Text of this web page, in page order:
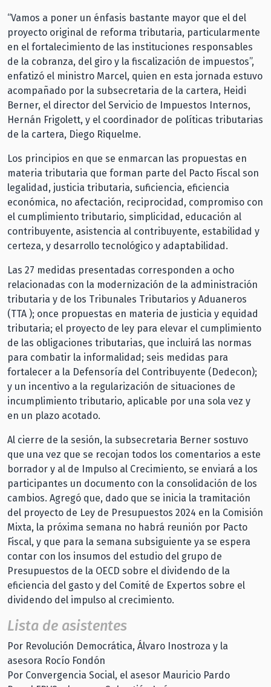
“Vamos a poner un énfasis bastante mayor que el del
proyecto original de reforma tributaria, particularmente
en el fortalecimiento de las instituciones responsables
de la cobranza, del giro y la fiscalización de impuestos”,
enfatizó el ministro Marcel, quien en esta jornada estuvo
acompañado por la subsecretaria de la cartera, Heidi
Berner, el director del Servicio de Impuestos Internos,
Hernán Frigolett, y el coordinador de políticas tributarias
de la cartera, Diego Riquelme.
Los principios en que se enmarcan las propuestas en
materia tributaria que forman parte del Pacto Fiscal son
legalidad, justicia tributaria, suficiencia, eficiencia
económica, no afectación, reciprocidad, compromiso con
el cumplimiento tributario, simplicidad, educación al
contribuyente, asistencia al contribuyente, estabilidad y
certeza, y desarrollo tecnológico y adaptabilidad.
Las 27 medidas presentadas corresponden a ocho
relacionadas con la modernización de la administración
tributaria y de los Tribunales Tributarios y Aduaneros
(TTA ); once propuestas en materia de justicia y equidad
tributaria; el proyecto de ley para elevar el cumplimiento
de las obligaciones tributarias, que incluirá las normas
para combatir la informalidad; seis medidas para
fortalecer a la Defensoría del Contribuyente (Dedecon);
y un incentivo a la regularización de situaciones de
incumplimiento tributario, aplicable por una sola vez y
en un plazo acotado.
Al cierre de la sesión, la subsecretaria Berner sostuvo
que una vez que se recojan todos los comentarios a este
borrador y al de Impulso al Crecimiento, se enviará a los
participantes un documento con la consolidación de los
cambios. Agregó que, dado que se inicia la tramitación
del proyecto de Ley de Presupuestos 2024 en la Comisión
Mixta, la próxima semana no habrá reunión por Pacto
Fiscal, y que para la semana subsiguiente ya se espera
contar con los insumos del estudio del grupo de
Presupuestos de la OECD sobre el dividendo de la
eficiencia del gasto y del Comité de Expertos sobre el
dividendo del impulso al crecimiento.
Lista de asistentes
Por Revolución Democrática, Álvaro Inostroza y la
asesora Rocío Fondón
Por Convergencia Social, el asesor Mauricio Pardo